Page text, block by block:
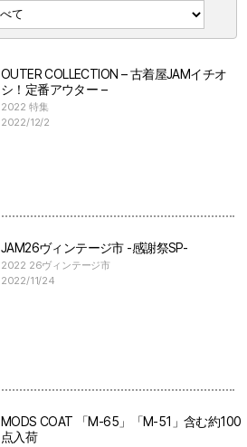
OUTER COLLECTION – 古着屋JAMイチオ
シ！定番アウター –
2022 特集
2022/12/2
JAM26ヴィンテージ市 -感謝祭SP-
2022 26ヴィンテージ市
2022/11/24
MODS COAT 「M-65」「M-51」含む約100
点入荷